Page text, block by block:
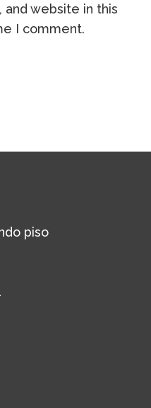
and website in this
I comment.
piso